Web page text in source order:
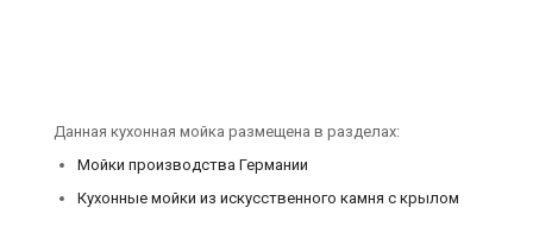
Данная кухонная мойка размещена в разделах:
Мойки производства Германии
Кухонные мойки из искусственного камня с крылом